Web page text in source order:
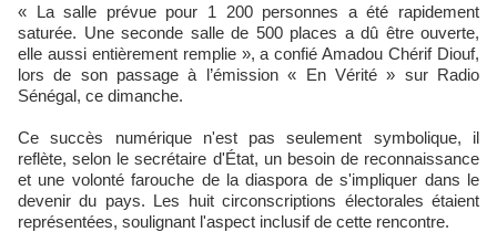
« La salle prévue pour 1 200 personnes a été rapidement
saturée. Une seconde salle de 500 places a dû être ouverte,
elle aussi entièrement remplie », a confié Amadou Chérif Diouf,
lors de son passage à l’émission « En Vérité » sur Radio
Sénégal, ce dimanche.
Ce succès numérique n'est pas seulement symbolique, il
reflète, selon le secrétaire d'État, un besoin de reconnaissance
et une volonté farouche de la diaspora de s'impliquer dans le
devenir du pays. Les huit circonscriptions électorales étaient
représentées, soulignant l'aspect inclusif de cette rencontre.